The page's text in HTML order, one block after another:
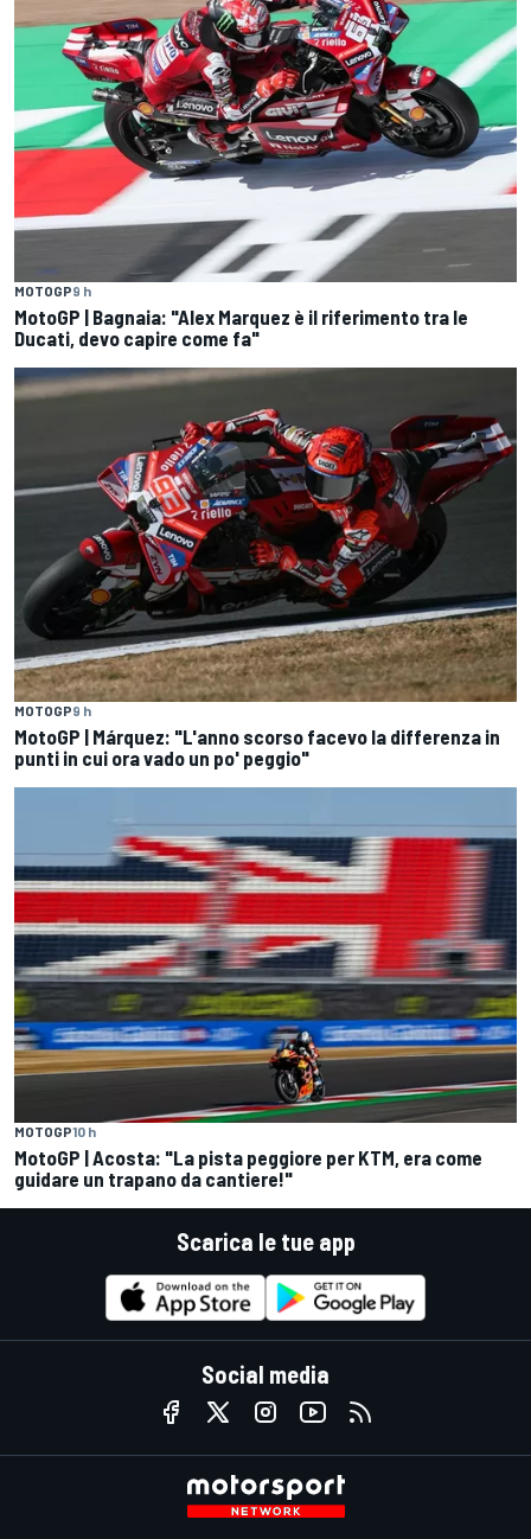
MOTOGP9 h
MotoGP | Bagnaia: "Alex Marquez è il riferimento tra le
Ducati, devo capire come fa"
MOTOGP9 h
MotoGP | Márquez: "L'anno scorso facevo la differenza in
punti in cui ora vado un po' peggio"
MOTOGP10 h
MotoGP | Acosta: "La pista peggiore per KTM, era come
guidare un trapano da cantiere!"
Scarica le tue app
Social media